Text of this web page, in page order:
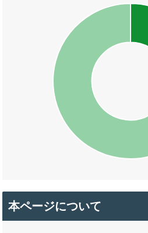
本ページについて